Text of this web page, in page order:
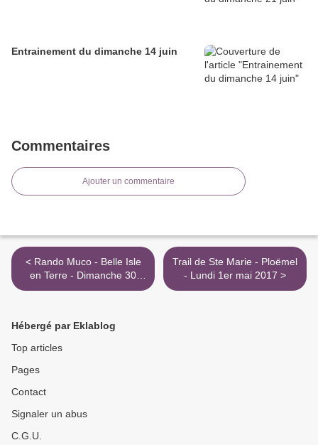
Entrainement du dimanche 14 juin
Commentaires
Ajouter un commentaire
< Rando Muco - Belle Isle
en Terre - Dimanche 30
Avril 2017
Trail de Ste Marie - Ploëmel
- Lundi 1er mai 2017 >
Hébergé par Eklablog
Top articles
Pages
Contact
Signaler un abus
C.G.U.